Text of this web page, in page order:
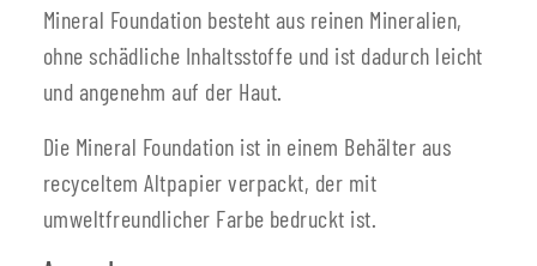
Mineral Foundation besteht aus reinen Mineralien,
ohne schädliche Inhaltsstoffe und ist dadurch leicht
und angenehm auf der Haut.
Die Mineral Foundation ist in einem Behälter aus
recyceltem Altpapier verpackt, der mit
umweltfreundlicher Farbe bedruckt ist.